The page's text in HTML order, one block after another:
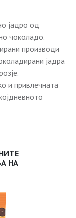
јадро од
чоколадо.
производи
јадра
и привлечната
НА